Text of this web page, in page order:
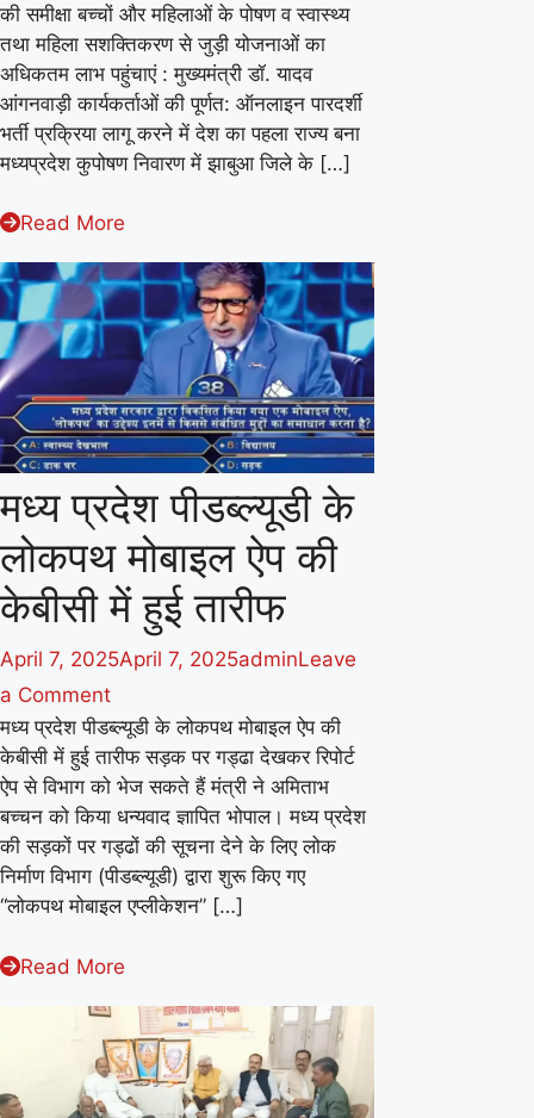
डॉ.
यादव
ने
की
महिला
विभाग
की
समीक्षा
की समीक्षा बच्चों और महिलाओं के पोषण व स्वास्थ्य
तथा महिला सशक्तिकरण से जुड़ी योजनाओं का
अधिकतम लाभ पहुंचाएं : मुख्यमंत्री डॉ. यादव
आंगनवाड़ी कार्यकर्ताओं की पूर्णत: ऑनलाइन पारदर्शी
भर्ती प्रक्रिया लागू करने में देश का पहला राज्य बना
मध्यप्रदेश कुपोषण निवारण में झाबुआ जिले के […]
Read More
मध्य प्रदेश पीडब्ल्यूडी के
लोकपथ मोबाइल ऐप की
केबीसी में हुई तारीफ
April 7, 2025April 7, 2025adminLeave
a Commenton
मध्य
प्रदेश
पीडब्ल्यूडी
के
लोकपथ
मोबाइल
की
केबीसी
में
हुई
मध्य प्रदेश पीडब्ल्यूडी के लोकपथ मोबाइल ऐप की
केबीसी में हुई तारीफ सड़क पर गड्ढा देखकर रिपोर्ट
ऐप से विभाग को भेज सकते हैं मंत्री ने अमिताभ
बच्चन को किया धन्यवाद ज्ञापित भोपाल। मध्य प्रदेश
की सड़कों पर गड्ढों की सूचना देने के लिए लोक
निर्माण विभाग (पीडब्ल्यूडी) द्वारा शुरू किए गए
“लोकपथ मोबाइल एप्लीकेशन” […]
Read More